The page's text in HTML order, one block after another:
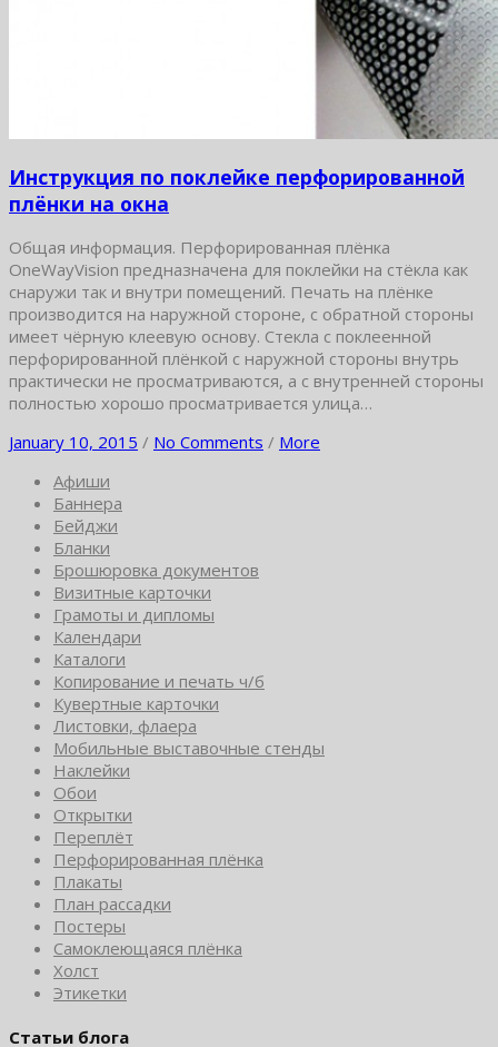
Инструкция по поклейке перфорированной
плёнки на окна
Общая информация. Перфорированная плёнка
OneWayVision предназначена для поклейки на стёкла как
снаружи так и внутри помещений. Печать на плёнке
производится на наружной стороне, с обратной стороны
имеет чёрную клеевую основу. Стекла с поклеенной
перфорированной плёнкой с наружной стороны внутрь
практически не просматриваются, а с внутренней стороны
полностью хорошо просматривается улица…
January 10, 2015 / No Comments / More
Афиши
Баннера
Бейджи
Бланки
Брошюровка документов
Визитные карточки
Грамоты и дипломы
Календари
Каталоги
Копирование и печать ч/б
Кувертные карточки
Листовки, флаера
Мобильные выставочные стенды
Наклейки
Обои
Открытки
Переплёт
Перфорированная плёнка
Плакаты
План рассадки
Постеры
Самоклеющаяся плёнка
Холст
Этикетки
Статьи блога